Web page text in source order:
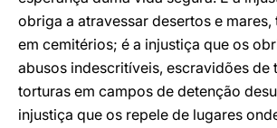
obriga a atravessar desertos e
em cemitérios; é a injustiça que os
abusos indescritíveis, escravidões de
torturas em campos de detenção
injustiça que os repele de lugares